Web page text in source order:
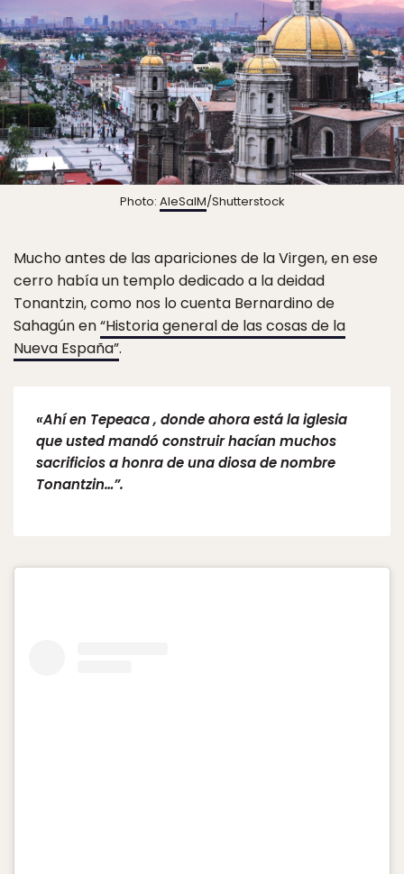
Photo: AleSalM/Shutterstock
Mucho antes de las apariciones de la Virgen, en ese
cerro había un templo dedicado a la deidad
Tonantzin, como nos lo cuenta Bernardino de
Sahagún en“Historia general de las cosas de la
Nueva España”.
«Ahí en Tepeaca , donde ahora está la iglesia
que usted mandó construir hacían muchos
sacrificios a honra de una diosa de nombre
Tonantzin…”.